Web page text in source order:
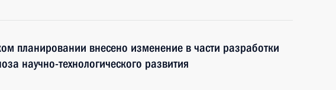
планировании внесено изменение в части разработки
научно-технологического развития